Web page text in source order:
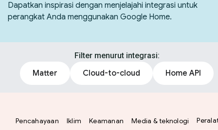
Dapatkan inspirasi dengan menjelajahi integrasi untuk
perangkat Anda menggunakan Google Home.